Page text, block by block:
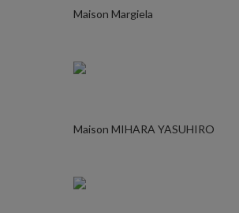
Maison Margiela
Maison MIHARA YASUHIRO